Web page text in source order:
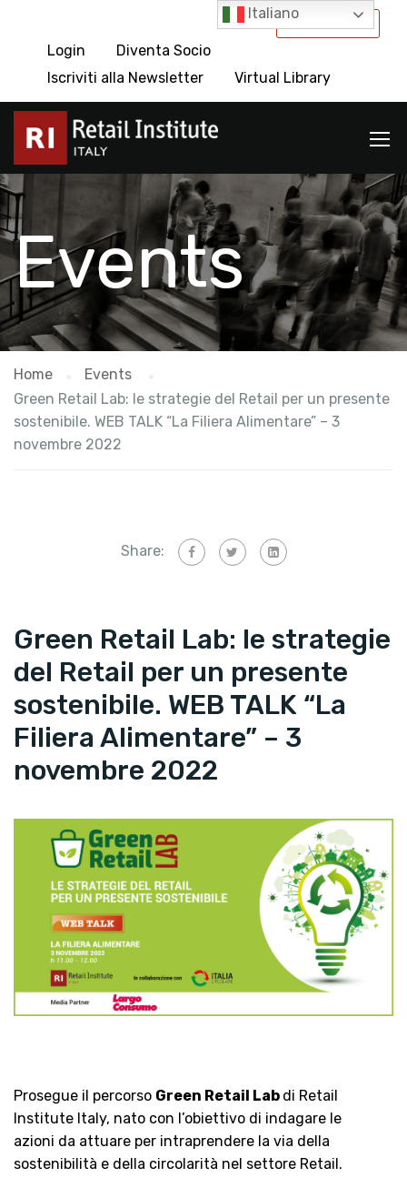
International
Login
Diventa Socio
Iscriviti alla Newsletter
Virtual Library
Events
Home
Events
Green Retail Lab: le strategie del Retail per un presente
sostenibile. WEB TALK “La Filiera Alimentare” – 3
novembre 2022
Share:
Green Retail Lab: le strategie
del Retail per un presente
sostenibile. WEB TALK “La
Filiera Alimentare” – 3
novembre 2022
Prosegue il percorso Green Retail Lab di Retail
Institute Italy, nato con l’obiettivo di indagare le
azioni da attuare per intraprendere la via della
sostenibilità e della circolarità nel settore Retail.
Italiano